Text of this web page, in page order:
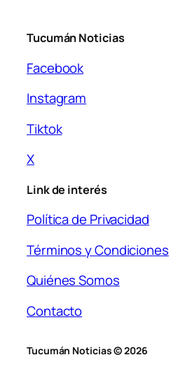
Tucumán Noticias
Facebook
Instagram
Tiktok
X
Link de interés
Política de Privacidad
Términos y Condiciones
Quiénes Somos
Contacto
Tucumán Noticias © 2026